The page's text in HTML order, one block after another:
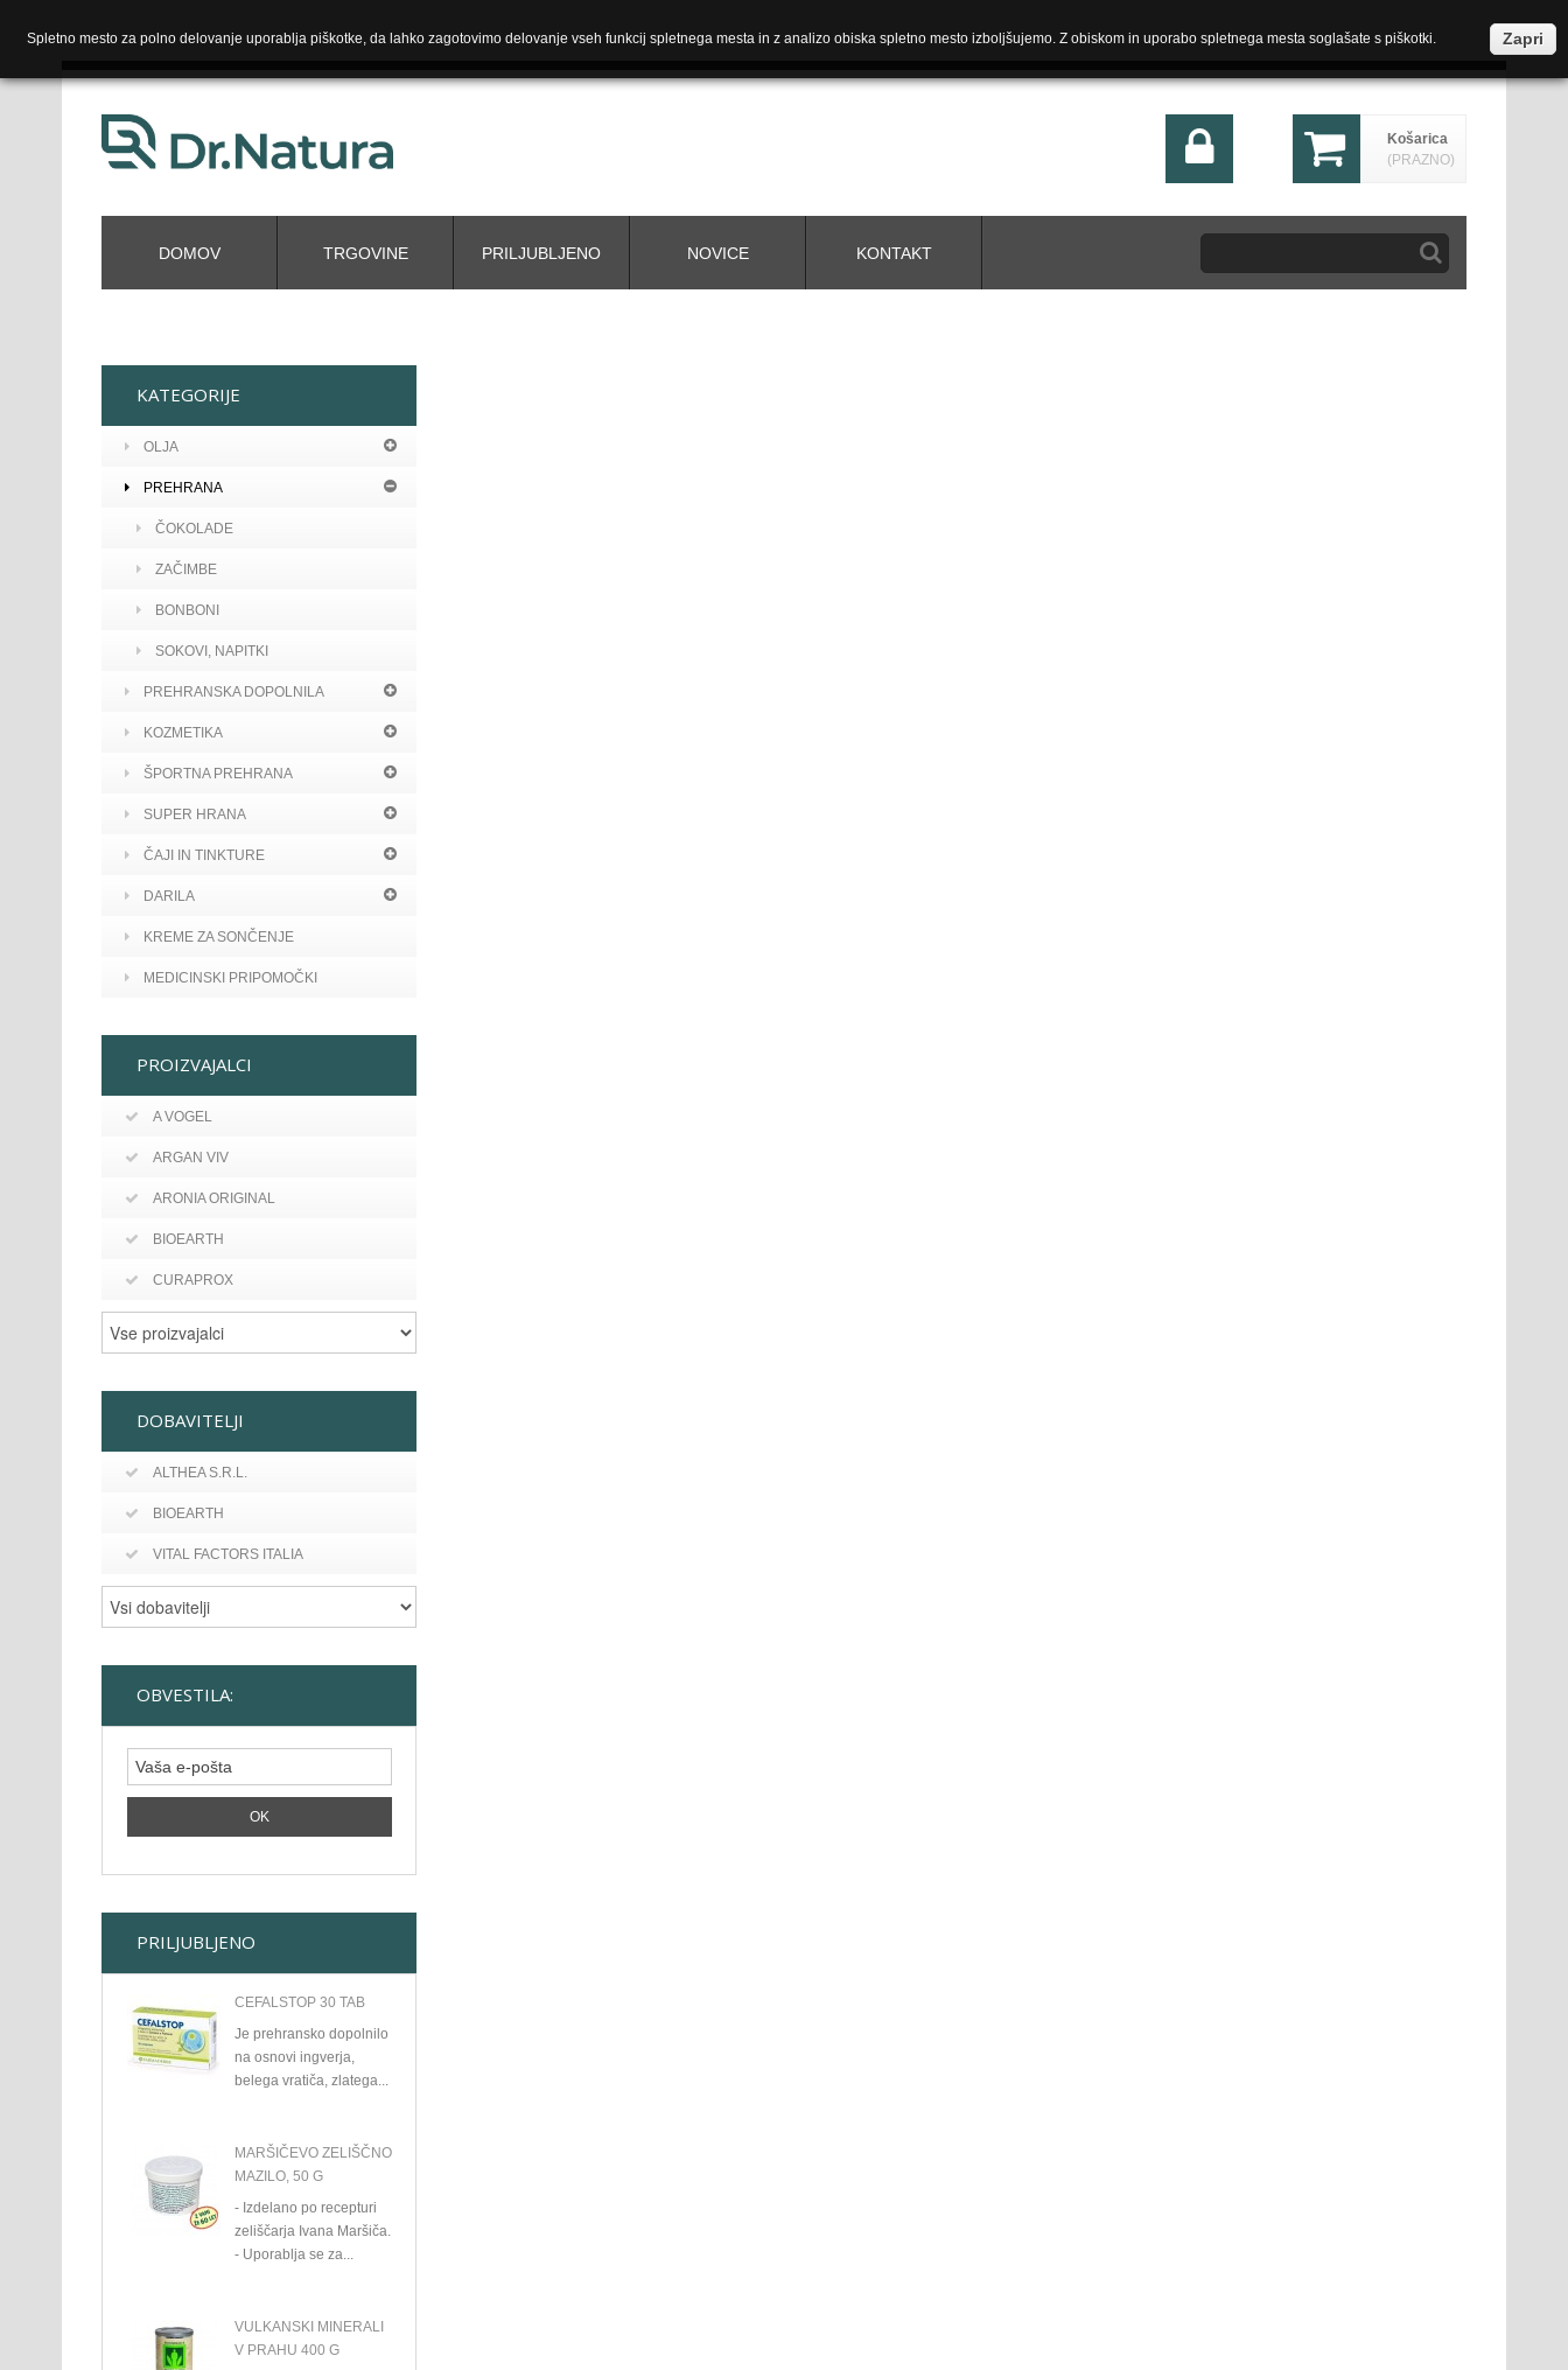
DOMOV TRGOVINE PRILJUBLJENO NOVICE KONTAKT
Košarica
(PRAZNO)
KATEGORIJE
OLJA
PREHRANA
ČOKOLADE
ZAČIMBE
BONBONI
SOKOVI, NAPITKI
PREHRANSKA DOPOLNILA
KOZMETIKA
ŠPORTNA PREHRANA
SUPER HRANA
ČAJI IN TINKTURE
DARILA
KREME ZA SONČENJE
MEDICINSKI PRIPOMOČKI
PROIZVAJALCI
A VOGEL
ARGAN VIV
ARONIA ORIGINAL
BIOEARTH
CURAPROX
DOBAVITELJI
ALTHEA S.R.L.
BIOEARTH
VITAL FACTORS ITALIA
OBVESTILA:
PRILJUBLJENO
CEFALSTOP 30 TAB
Je prehransko dopolnilo
na osnovi ingverja,
belega vratiča, zlatega...
MARŠIČEVO ZELIŠČNO
MAZILO, 50 G
- Izdelano po recepturi
zeliščarja Ivana Maršiča.
- Uporablja se za...
VULKANSKI MINERALI
V PRAHU 400 G
Spletno mesto za polno delovanje uporablja piškotke, da lahko zagotovimo delovanje vseh funkcij spletnega mesta in z analizo obiska spletno mesto izboljšujemo. Z obiskom in uporabo spletnega mesta soglašate s piškotki. Zapri